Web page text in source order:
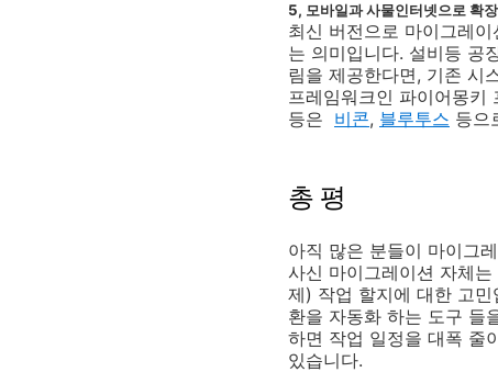
5, 모바일과 사물인터넷으로 확장
최신 버전으로 마이그레
는 의미입니다. 설비등 공
림을 제공한다면, 기존 시
프레임워크인 파이어몽키
등은 비콘, 블루투스 등으
총 평
아직 많은 분들이 마이그
사신 마이그레이션 자체
제) 작업 할지에 대한 고
환을 자동화 하는 도구 들
하면 작업 일정을 대폭 줄
있습니다.